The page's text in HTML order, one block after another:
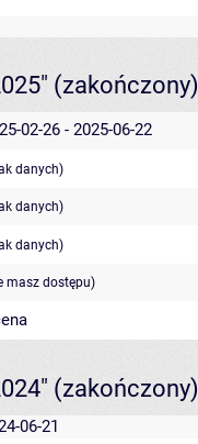
(zakończony)
02-26 - 2025-06-22
danych)
danych)
danych)
masz dostępu)
(zakończony)
06-21